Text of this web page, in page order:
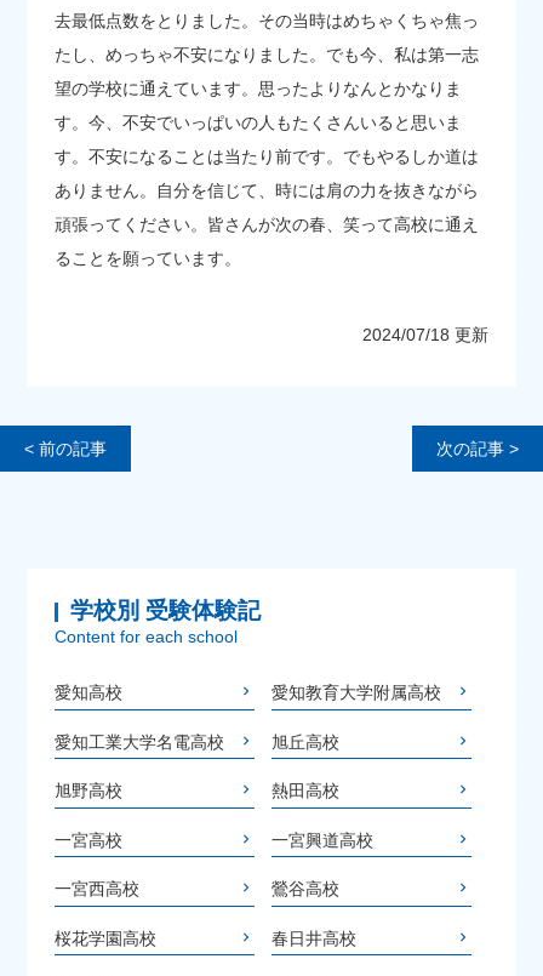
去最低点数をとりました。その当時はめちゃくちゃ焦っ
たし、めっちゃ不安になりました。でも今、私は第一志
望の学校に通えています。思ったよりなんとかなりま
す。今、不安でいっぱいの人もたくさんいると思いま
す。不安になることは当たり前です。でもやるしか道は
ありません。自分を信じて、時には肩の力を抜きながら
頑張ってください。皆さんが次の春、笑って高校に通え
ることを願っています。
2024/07/18 更新
< 前の記事 次の記事 >
学校別 受験体験記
Content for each school
愛知高校 愛知教育大学附属高校
愛知工業大学名電高校 旭丘高校
旭野高校 熱田高校
一宮高校 一宮興道高校
一宮西高校 鶯谷高校
桜花学園高校 春日井高校